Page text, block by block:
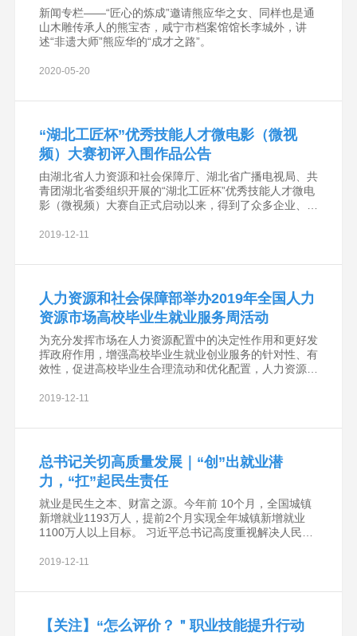
新闻专栏——“匠心的炼成”邀请熊应华之女、同样也是通
山木雕传承人的熊宝杏，咸宁市档案馆馆长李城外，讲
述“非遗大师”熊应华的“成才之路”。
2020-05-20
“湖北工匠杯”优秀技能人才微电影（微视
频）大赛初评入围作品公告
由湖北省人力资源和社会保障厅、湖北省广播电视局、共
青团湖北省委组织开展的“湖北工匠杯”优秀技能人才微电
影（微视频）大赛自正式启动以来，得到了众多企业、技
稿日共收到有效参赛作品312件。
2019-12-11
人力资源和社会保障部举办2019年全国人力
资源市场高校毕业生就业服务周活动
为充分发挥市场在人力资源配置中的决定性作用和更好发
挥政府作用，增强高校毕业生就业创业服务的针对性、有
效性，促进高校毕业生合理流动和优化配置，人力资源社
资源市场高校毕业生就业服务周活动。活动以2
2019-12-11
总书记关切高质量发展｜“创”出就业潜
力，“扛”起民生责任
就业是民生之本、财富之源。今年前 10个月，全国城镇
新增就业1193万人，提前2个月实现全年城镇新增就业
1100万人以上目标。 习近平总书记高度重视解决人民群
重点解决好高校毕业生、退役军人、下岗职工、农
2019-12-11
【关注】“怎么评价？＂职业技能提升行动